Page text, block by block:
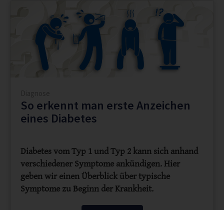
So erkennt man erste Anzeichen
eines Diabetes
Diabetes vom Typ 1 und Typ 2 kann sich anhand
verschiedener Symptome ankündigen. Hier
geben wir einen Überblick über typische
Symptome zu Beginn der Krankheit.